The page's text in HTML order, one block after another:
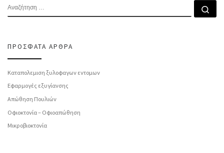
ΑΝΑΖΉΤΗΣΗ
ΠΡΌΣΦΑΤΑ ΆΡΘΡΑ
Καταπολεμιση ξυλοφαγων εντομων
Εφαρμογές εξυγίανσης
Απώθηση Πουλιών
Οφιοκτονία – Οφιοαπώθηση
Μικροβιοκτονία